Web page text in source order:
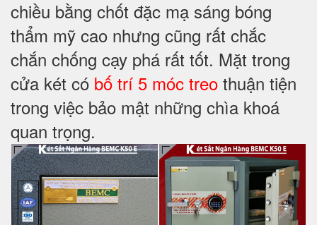
chiều bằng chốt đặc mạ sáng bóng
thẩm mỹ cao nhưng cũng rất chắc
chắn chống cạy phá rất tốt. Mặt trong
cửa két có bố trí 5 móc treo thuận tiện
trong việc bảo mật những chìa khoá
quan trọng.